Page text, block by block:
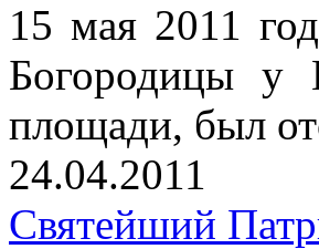
15 мая 2011
Богородицы у
площади, был
24.04.2011
Святейший